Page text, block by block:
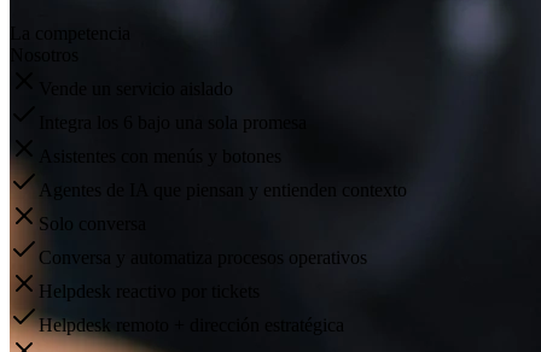
Vende un servicio aislado
Integra los 6 bajo una sola promesa
Asistentes con menús y botones
Agentes de IA que piensan y entienden contexto
Solo conversa
Conversa y automatiza procesos operativos
Helpdesk reactivo por tickets
Helpdesk remoto + dirección estratégica